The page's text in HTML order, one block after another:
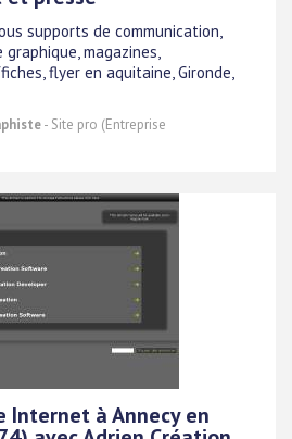
supports de communication,
magazines,
flyer en aquitaine, Gironde,
- Site pro (Entreprise
Internet à Annecy en